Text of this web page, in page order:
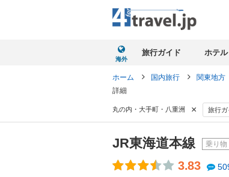
海外
旅行ガイド ホテル
ホーム 国内旅行 関東地方
詳細
丸の内・大手町・八重洲 × 旅行ガ
JR東海道本線 乗り物
3.83